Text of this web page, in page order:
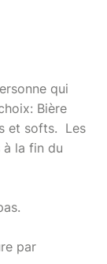
qui
Bière
et softs. Les
à la fin du
par